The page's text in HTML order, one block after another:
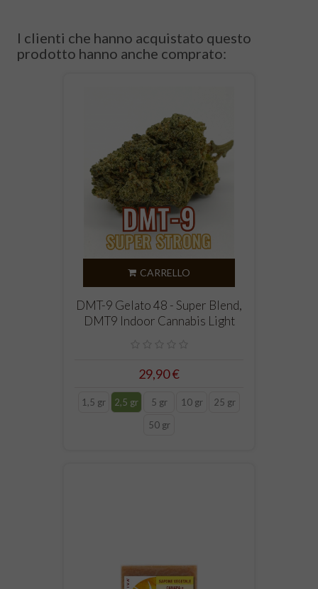
I clienti che hanno acquistato questo
prodotto hanno anche comprato:
CARRELLO
DMT-9 Gelato 48 - Super Blend,
DMT9 Indoor Cannabis Light
29,90 €
1,5 gr 2,5 gr 5 gr 10 gr
25 gr
50 gr